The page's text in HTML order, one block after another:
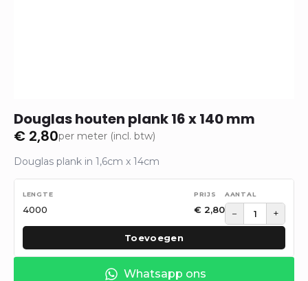
Douglas houten plank 16 x 140 mm
€ 2,80per meter (incl. btw)
Douglas plank in 1,6cm x 14cm
4000 € 2,80 − +
Toevoegen
Whatsapp ons